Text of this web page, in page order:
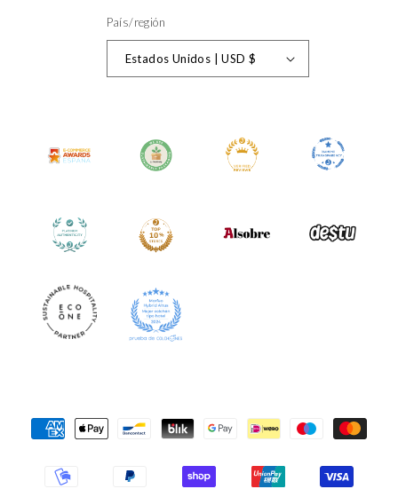
País/región
Estados Unidos | USD $
pago